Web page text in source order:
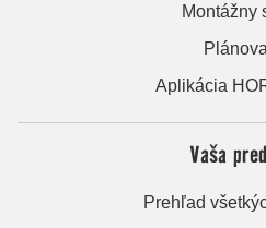
Montážny
Aplikácia
Vaša
Prehľad